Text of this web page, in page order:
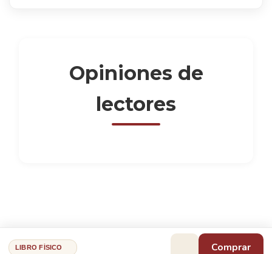
Opiniones de
lectores
LIBRO FÍSICO Comprar